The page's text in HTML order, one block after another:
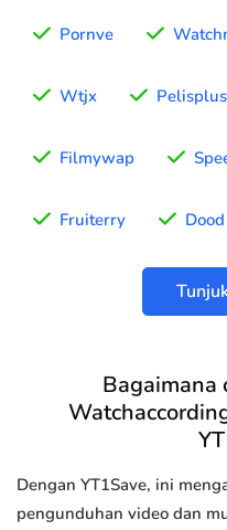
Pornve
Wtjx Pelisplus
Filmywap
Fruiterry Dood
Bagaimana
Dengan YT1Save, ini
pengunduhan video dan